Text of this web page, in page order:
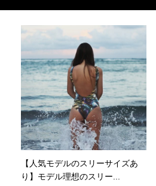
【人気モデルのスリーサイズあ
り】モデル理想のスリー...